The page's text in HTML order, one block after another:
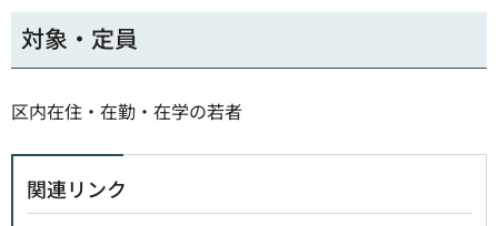
対象・定員
区内在住・在勤・在学の若者
関連リンク